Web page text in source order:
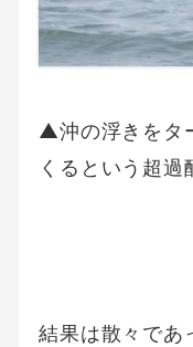
▲沖の浮きをタ
くるという超
結果は散々であ